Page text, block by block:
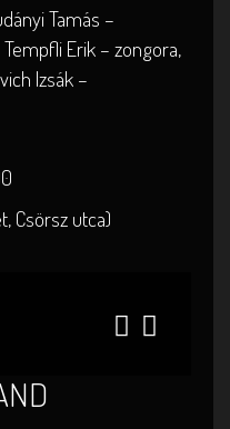
Tamás –
Erik – zongora,
Izsák –
Csörsz utca)